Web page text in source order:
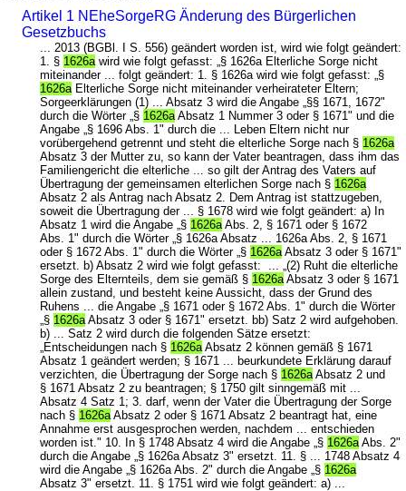
Artikel 1 NEheSorgeRG Änderung des Bürgerlichen
Gesetzbuchs
... 2013 (BGBl. I S. 556) geändert worden ist, wird wie folgt geändert:
1. § 1626a wird wie folgt gefasst: „§ 1626a Elterliche Sorge nicht
miteinander ... folgt geändert: 1. § 1626a wird wie folgt gefasst: „§
1626a Elterliche Sorge nicht miteinander verheirateter Eltern;
Sorgeerklärungen (1) ... Absatz 3 wird die Angabe „§§ 1671, 1672"
durch die Wörter „§ 1626a Absatz 1 Nummer 3 oder § 1671" und die
Angabe „§ 1696 Abs. 1" durch die ... Leben Eltern nicht nur
vorübergehend getrennt und steht die elterliche Sorge nach § 1626a
Absatz 3 der Mutter zu, so kann der Vater beantragen, dass ihm das
Familiengericht die elterliche ... so gilt der Antrag des Vaters auf
Übertragung der gemeinsamen elterlichen Sorge nach § 1626a
Absatz 2 als Antrag nach Absatz 2. Dem Antrag ist stattzugeben,
soweit die Übertragung der ... § 1678 wird wie folgt geändert: a) In
Absatz 1 wird die Angabe „§ 1626a Abs. 2, § 1671 oder § 1672
Abs. 1" durch die Wörter „§ 1626a Absatz ... 1626a Abs. 2, § 1671
oder § 1672 Abs. 1" durch die Wörter „§ 1626a Absatz 3 oder § 1671"
ersetzt. b) Absatz 2 wird wie folgt gefasst: ... „(2) Ruht die elterliche
Sorge des Elternteils, dem sie gemäß § 1626a Absatz 3 oder § 1671
allein zustand, und besteht keine Aussicht, dass der Grund des
Ruhens ... die Angabe „§ 1671 oder § 1672 Abs. 1" durch die Wörter
„§ 1626a Absatz 3 oder § 1671" ersetzt. bb) Satz 2 wird aufgehoben.
b) ... Satz 2 wird durch die folgenden Sätze ersetzt:
„Entscheidungen nach § 1626a Absatz 2 können gemäß § 1671
Absatz 1 geändert werden; § 1671 ... beurkundete Erklärung darauf
verzichten, die Übertragung der Sorge nach § 1626a Absatz 2 und
§ 1671 Absatz 2 zu beantragen; § 1750 gilt sinngemäß mit ...
Absatz 4 Satz 1; 3. darf, wenn der Vater die Übertragung der Sorge
nach § 1626a Absatz 2 oder § 1671 Absatz 2 beantragt hat, eine
Annahme erst ausgesprochen werden, nachdem ... entschieden
worden ist." 10. In § 1748 Absatz 4 wird die Angabe „§ 1626a Abs. 2"
durch die Angabe „§ 1626a Absatz 3" ersetzt. 11. § ... 1748 Absatz 4
wird die Angabe „§ 1626a Abs. 2" durch die Angabe „§ 1626a
Absatz 3" ersetzt. 11. § 1751 wird wie folgt geändert: a) ...